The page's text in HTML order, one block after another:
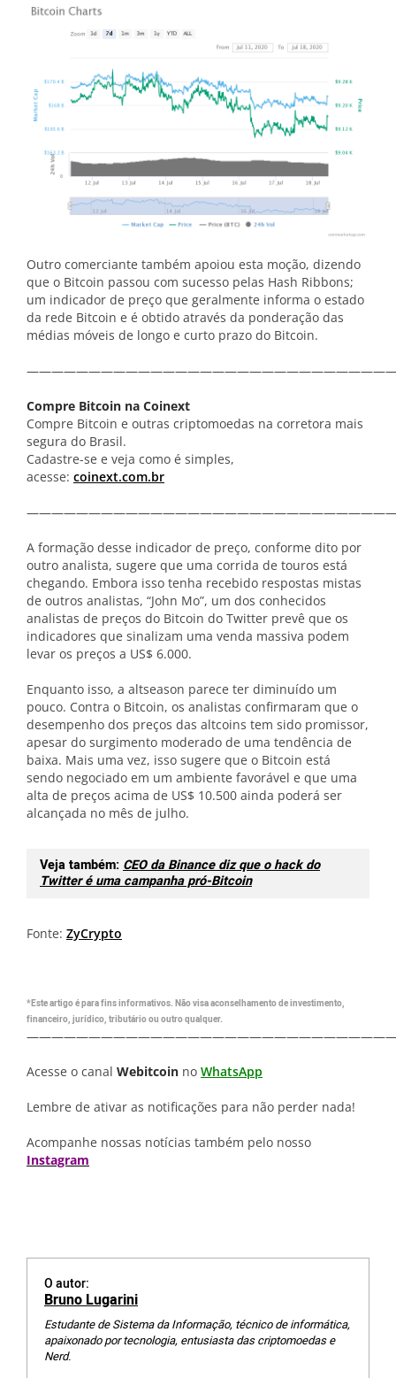
Outro comerciante também apoiou esta moção, dizendo
que o Bitcoin passou com sucesso pelas Hash Ribbons;
um indicador de preço que geralmente informa o estado
da rede Bitcoin e é obtido através da ponderação das
médias móveis de longo e curto prazo do Bitcoin.
Compre Bitcoin na Coinext
Compre Bitcoin e outras criptomoedas na corretora mais
segura do Brasil.
Cadastre-se e veja como é simples,
acesse: coinext.com.br
A formação desse indicador de preço, conforme dito por
outro analista, sugere que uma corrida de touros está
chegando. Embora isso tenha recebido respostas mistas
de outros analistas, “John Mo”, um dos conhecidos
analistas de preços do Bitcoin do Twitter prevê que os
indicadores que sinalizam uma venda massiva podem
levar os preços a US$ 6.000.
Enquanto isso, a altseason parece ter diminuído um
pouco. Contra o Bitcoin, os analistas confirmaram que o
desempenho dos preços das altcoins tem sido promissor,
apesar do surgimento moderado de uma tendência de
baixa. Mais uma vez, isso sugere que o Bitcoin está
sendo negociado em um ambiente favorável e que uma
alta de preços acima de US$ 10.500 ainda poderá ser
alcançada no mês de julho.
Veja também: CEO da Binance diz que o hack do
Twitter é uma campanha pró-Bitcoin
Fonte: ZyCrypto
*Este artigo é para fins informativos. Não visa aconselhamento de investimento,
financeiro, jurídico, tributário ou outro qualquer.
Acesse o canal Webitcoin no WhatsApp
Lembre de ativar as notificações para não perder nada!
Acompanhe nossas notícias também pelo nosso
Instagram
O autor:
Bruno Lugarini
Estudante de Sistema da Informação, técnico de informática,
apaixonado por tecnologia, entusiasta das criptomoedas e
Nerd.